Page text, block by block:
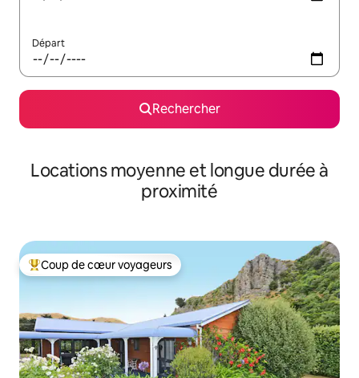
Départ
Rechercher
Locations moyenne et longue durée à
proximité
Coups de cœur voyageurs les plus appréciés
Coup de cœur voyageurs